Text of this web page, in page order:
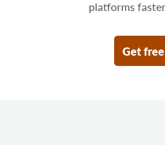
platforms
Get